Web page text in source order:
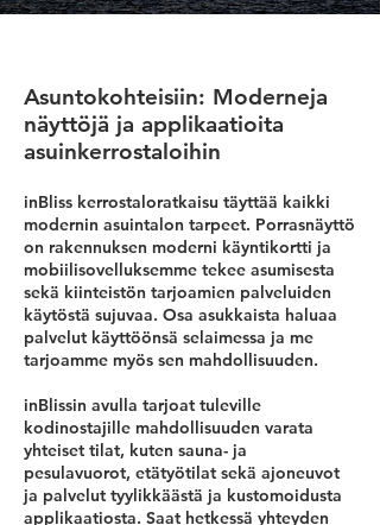
Asuntokohteisiin: Moderneja
näyttöjä ja applikaatioita
asuinkerrostaloihin
inBliss kerrostaloratkaisu täyttää kaikki
modernin asuintalon tarpeet. Porrasnäyttö
on rakennuksen moderni käyntikortti ja
mobiilisovelluksemme tekee asumisesta
sekä kiinteistön tarjoamien palveluiden
käytöstä sujuvaa. Osa asukkaista haluaa
palvelut käyttöönsä selaimessa ja me
tarjoamme myös sen mahdollisuuden.
inBlissin avulla tarjoat tuleville
kodinostajille mahdollisuuden varata
yhteiset tilat, kuten sauna- ja
pesulavuorot, etätyötilat sekä ajoneuvot
ja palvelut tyylikkäästä ja kustomoidusta
applikaatiosta. Saat hetkessä yhteyden